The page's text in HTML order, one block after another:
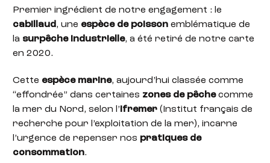
Premier ingrédient de notre engagement : le
cabillaud, une espèce de poisson emblématique de
la surpêche industrielle, a été retiré de notre carte
en 2020.
Cette espèce marine, aujourd’hui classée comme
“effondrée” dans certaines zones de pêchecomme
la mer du Nord, selon l’ Ifremer (Institut français de
recherche pour l’exploitation de la mer), incarne
l’urgence de repenser nos pratiques de
consommation.